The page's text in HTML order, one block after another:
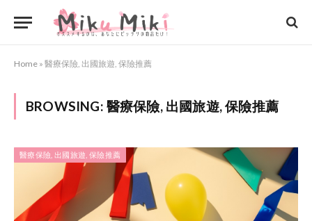
Home » 醫療保險, 出國旅遊, 保險推薦
BROWSING: 醫療保險, 出國旅遊, 保險推薦
醫療保險, 出國旅遊, 保險推薦